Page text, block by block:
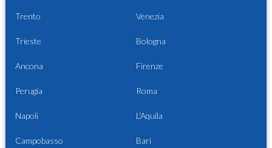
Trento Venezia
Trieste Bologna
Ancona Firenze
Perugia Roma
Napoli L'Aquila
Campobasso Bari